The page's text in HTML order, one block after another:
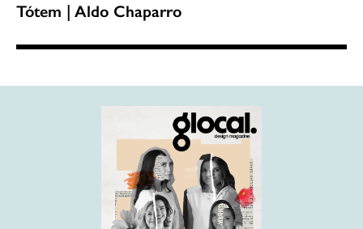
Tótem | Aldo Chaparro